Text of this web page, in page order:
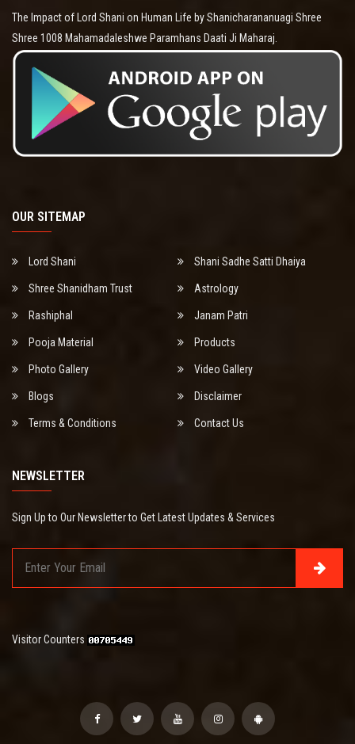
The Impact of Lord Shani on Human Life by Shanicharananuagi Shree
Shree 1008 Mahamadaleshwe Paramhans Daati Ji Maharaj.
OUR SITEMAP
Lord Shani Shani Sadhe Satti Dhaiya
Shree Shanidham Trust Astrology
Rashiphal Janam Patri
Pooja Material Products
Photo Gallery Video Gallery
Blogs Disclaimer
Terms & Conditions Contact Us
NEWSLETTER
Sign Up to Our Newsletter to Get Latest Updates & Services
Visitor Counters